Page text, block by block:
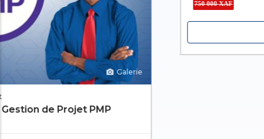
750 000 XAF 550.000 XAF
Je m'inscris